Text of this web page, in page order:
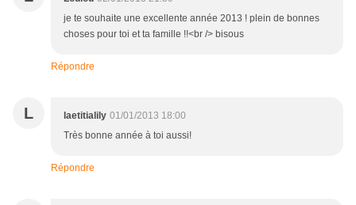
je te souhaite une excellente année 2013 ! plein de bonnes
choses pour toi et ta famille !!<br /> bisous
Répondre
L laetitialily 01/01/2013 18:00
Très bonne année à toi aussi!
Répondre